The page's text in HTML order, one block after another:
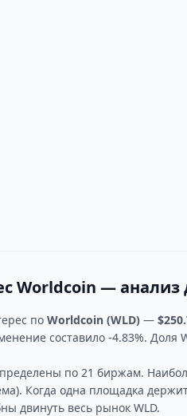
Worldcoin — анализ
по Worldcoin (WLD) —
составило -4.83%. Доля
по 21 биржам.
Когда одна площадка
двинуть весь рынок WLD.